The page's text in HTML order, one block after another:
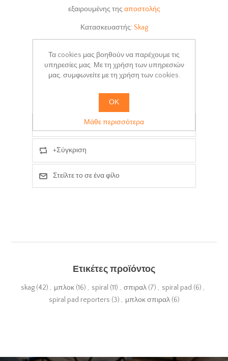
εξαιρουμένης τηςαποστολής
Κατασκευαστής: Skag
Χρόνος παράδοσης: 3-5 days
Προσθήκη στα αγαπημένα
+Σύγκριση
Στείλτε το σε ένα φίλο
Ετικέτες προϊόντος
skag (42) , μπλοκ (16) , spiral (11) , σπιραλ (7) , spiral pad (6) ,
spiral pad reporters (3) , μπλοκ σπιραλ (6)
Τα cookies μας βοηθούν να παρέχουμε τις
υπηρεσίες μας. Με τη χρήση των υπηρεσιών
μας, συμφωνείτε με τη χρήση των cookies.
ΟΚ
Μάθε περισσότερα